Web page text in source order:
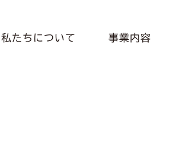
私たちについて 事業内容